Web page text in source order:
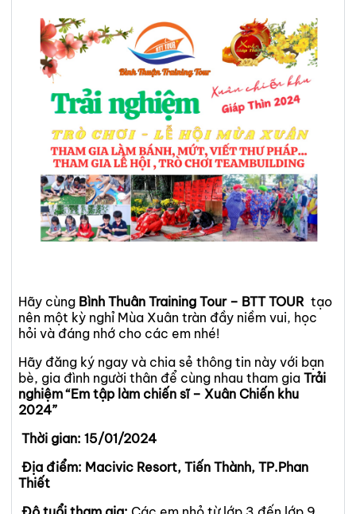
Hãy cùng Bình Thuân Training Tour – BTT TOUR tạo
nên một kỳ nghỉ Mùa Xuân tràn đầy niềm vui, học
hỏi và đáng nhớ cho các em nhé!
Hãy đăng ký ngay và chia sẻ thông tin này với bạn
bè, gia đình người thân để cùng nhau tham gia Trải
nghiệm “Em tập làm chiến sĩ – Xuân Chiến khu
2024”
Thời gian: 15/01/2024
Địa điểm: Macivic Resort, Tiến Thành, TP.Phan
Thiết